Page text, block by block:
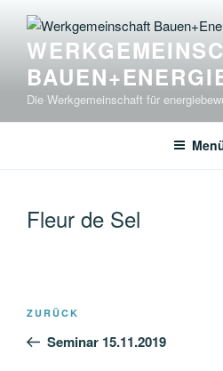
Inhalt
springen
Die Werkgemeinschaft für
Fleur de Sel
Beitragsnavigation
Vorheriger
Beitrag
ZURÜCK
Seminar 15.11.2019